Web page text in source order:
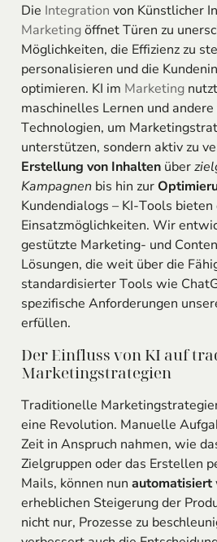
Die Integration von Künstlicher
Marketingöffnet Türen zu
Möglichkeiten, die Effizienz zu
personalisieren und die
optimieren. KI im Marketing
maschinelles Lernen und
Technologien, um
unterstützen, sondern aktiv zu
Erstellung von Inhaltenüber
Kampagnenbis hin zur
Kundendialogs – KI-Tools
Einsatzmöglichkeiten. Wir
gestützte Marketing- und
Lösungen, die weit über die
standardisierter Tools wie
spezifische Anforderungen
erfüllen.
Der Einfluss von KI auf
Marketingstrategien
Traditionelle
eine Revolution. Manuelle
Zeit in Anspruch nahmen, wie
Zielgruppen oder das Erstellen
Mails, können nun automatisiert
erheblichen Steigerung der
nicht nur, Prozesse zu